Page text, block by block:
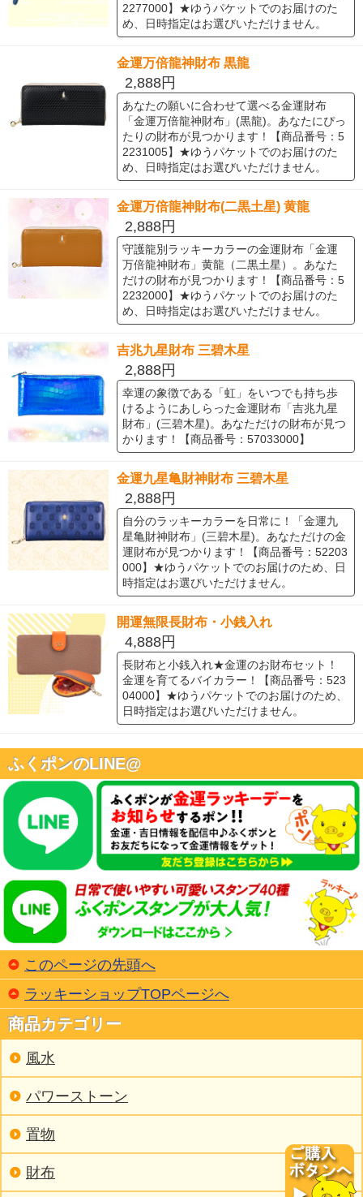
2277000】★ゆうパケットでのお届けのた
め、日時指定はお選びいただけません。
金運万倍龍神財布 黒龍
2,888円
あなたの願いに合わせて選べる金運財布
「金運万倍龍神財布」(黒龍)。あなたにぴっ
たりの財布が見つかります！【商品番号：5
2231005】★ゆうパケットでのお届けのた
め、日時指定はお選びいただけません。
金運万倍龍神財布(二黒土星) 黄龍
2,888円
守護龍別ラッキーカラーの金運財布「金運
万倍龍神財布」黄龍（二黒土星）。あなた
だけの財布が見つかります！【商品番号：5
2232000】★ゆうパケットでのお届けのた
め、日時指定はお選びいただけません。
吉兆九星財布 三碧木星
2,888円
幸運の象徴である「虹」をいつでも持ち歩
けるようにあしらった金運財布「吉兆九星
財布」(三碧木星)。あなただけの財布が見つ
かります！【商品番号：57033000】
金運九星亀財神財布 三碧木星
2,888円
自分のラッキーカラーを日常に！「金運九
星亀財神財布」(三碧木星)。あなただけの金
運財布が見つかります！【商品番号：52203
000】★ゆうパケットでのお届けのため、日
時指定はお選びいただけません。
開運無限長財布・小銭入れ
4,888円
長財布と小銭入れ★金運のお財布セット！
金運を育てるバイカラー！【商品番号：523
04000】★ゆうパケットでのお届けのため、
日時指定はお選びいただけません。
ふくポンのLINE@
このページの先頭へ
ラッキーショップTOPページへ
商品カテゴリー
風水
パワーストーン
置物
財布